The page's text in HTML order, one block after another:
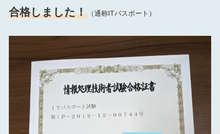
合格しました！（通称ITパスポート）